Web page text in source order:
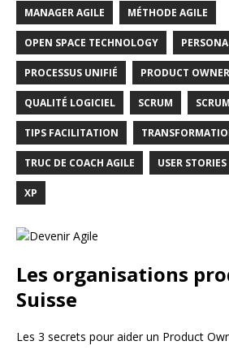
MANAGER AGILE MÉTHODE AGILE
OPEN SPACE TECHNOLOGY PERSONA
PROCESSUS UNIFIÉ PRODUCT OWNER
QUALITÉ LOGICIEL SCRUM
TIPS FACILITATION
TRUC DE COACH AGILE USER STORIES
XP
Les organisations
Suisse
Les 3 secrets pour aider un Product